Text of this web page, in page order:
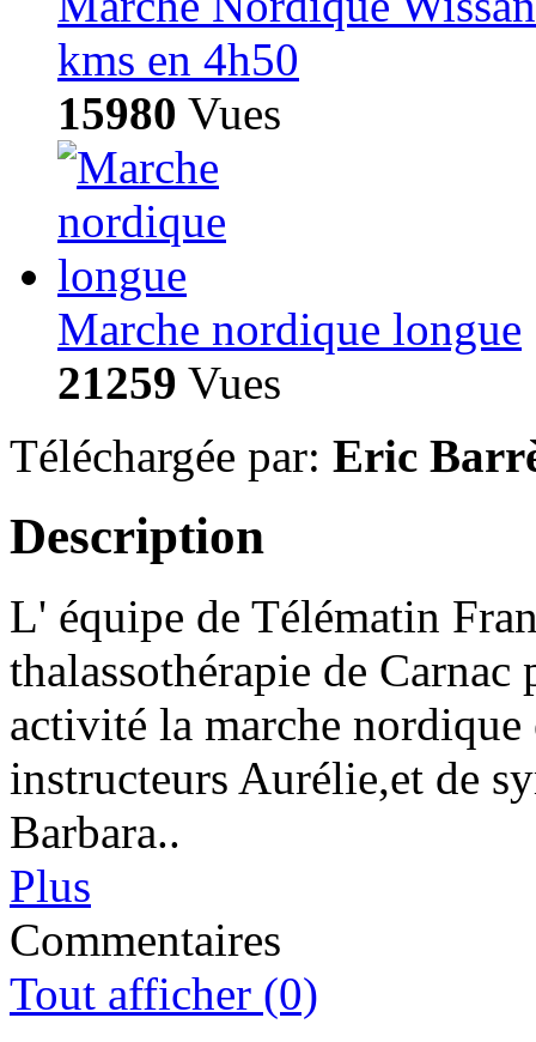
kms en 4h50
15980 Vues
Marche nordique longue
21259 Vues
Téléchargée par: Eric
Description
L' équipe de Télématin
thalassothérapie de
activité la marche nordique
instructeurs Aurélie,et de
Barbara..
Plus
Commentaires
Tout afficher (0)